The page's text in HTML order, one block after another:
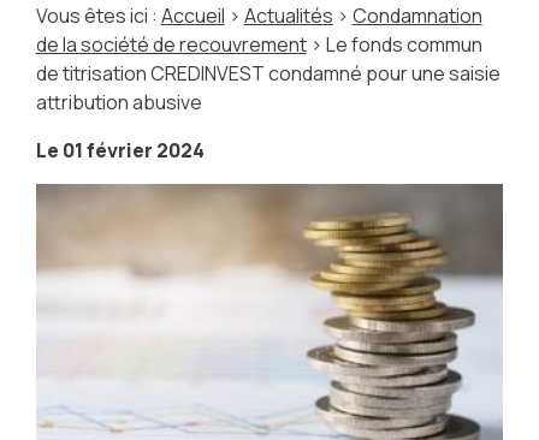
Vous êtes ici : Accueil > Actualités > Condamnation
de la société de recouvrement> Le fonds commun
de titrisation CREDINVEST condamné pour une saisie
attribution abusive
Le 01 février 2024